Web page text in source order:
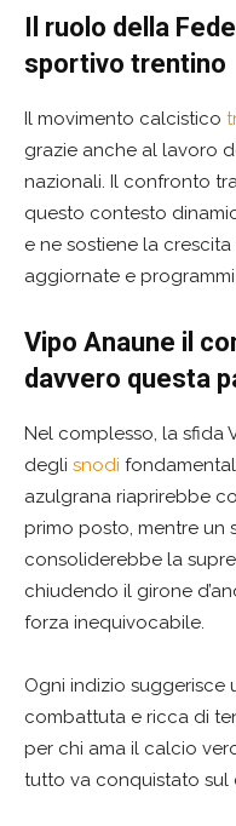
Il ruolo della
sportivo trentino
Il movimento calcistico
grazie anche al lavoro
nazionali. Il confronto
questo contesto
e ne sostiene la
aggiornate e
Vipo Anaune il
davvero questa
Nel complesso, la sfida
degli snodi
azulgrana riaprirebbe
primo posto, mentre un
consoliderebbe la
chiudendo il girone
forza inequivocabile.
Ogni indizio suggerisce
combattuta e ricca di
per chi ama il calcio
tutto va conquistato sul